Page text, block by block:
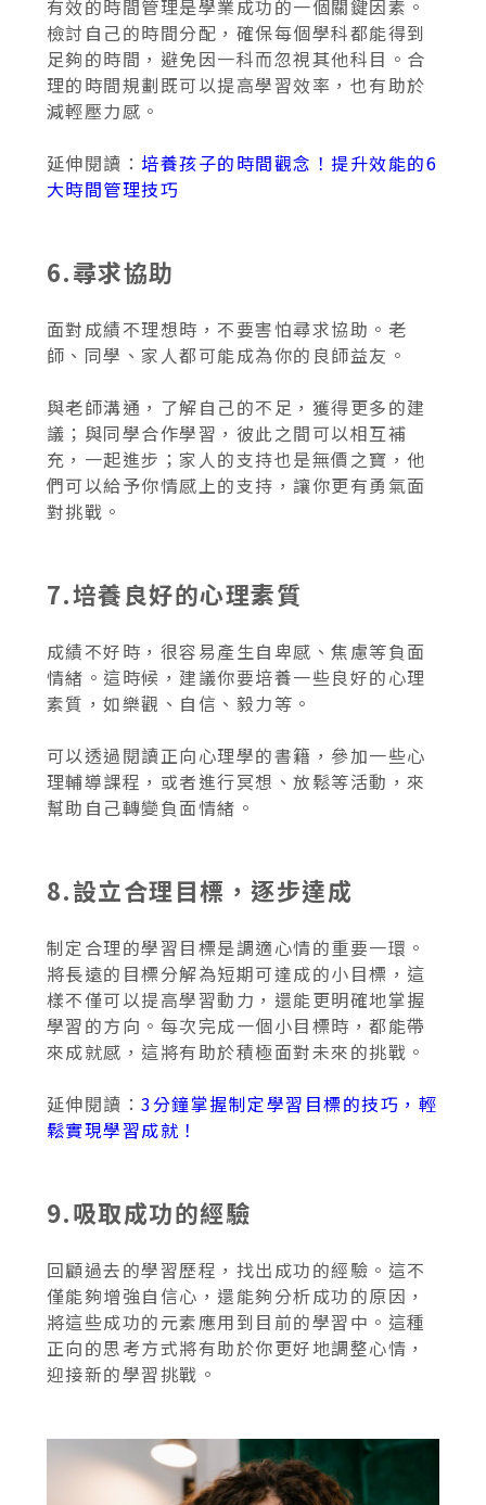
有效的時間管理是學業成功的一個關鍵因素。
檢討自己的時間分配，確保每個學科都能得到
足夠的時間，避免因一科而忽視其他科目。合
理的時間規劃既可以提高學習效率，也有助於
減輕壓力感。
延伸閱讀： 培養孩子的時間觀念！提升效能的6
大時間管理技巧
6.尋求協助
面對成績不理想時，不要害怕尋求協助。老
師、同學、家人都可能成為你的良師益友。
與老師溝通，了解自己的不足，獲得更多的建
議；與同學合作學習，彼此之間可以相互補
充，一起進步；家人的支持也是無價之寶，他
們可以給予你情感上的支持，讓你更有勇氣面
對挑戰。
7.培養良好的心理素質
成績不好時，很容易產生自卑感、焦慮等負面
情緒。這時候，建議你要培養一些良好的心理
素質，如樂觀、自信、毅力等。
可以透過閱讀正向心理學的書籍，參加一些心
理輔導課程，或者進行冥想、放鬆等活動，來
幫助自己轉變負面情緒。
8.設立合理目標，逐步達成
制定合理的學習目標是調適心情的重要一環。
將長遠的目標分解為短期可達成的小目標，這
樣不僅可以提高學習動力，還能更明確地掌握
學習的方向。每次完成一個小目標時，都能帶
來成就感，這將有助於積極面對未來的挑戰。
延伸閱讀：3分鐘掌握制定學習目標的技巧，輕
鬆實現學習成就！
9.吸取成功的經驗
回顧過去的學習歷程，找出成功的經驗。這不
僅能夠增強自信心，還能夠分析成功的原因，
將這些成功的元素應用到目前的學習中。這種
正向的思考方式將有助於你更好地調整心情，
迎接新的學習挑戰。